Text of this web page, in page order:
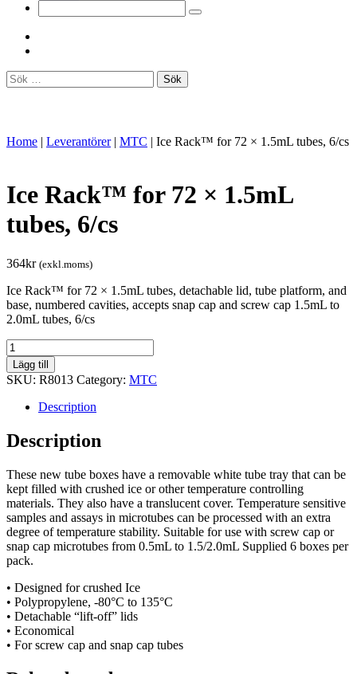
Sök
efter:
Home | Leverantörer | MTC | Ice Rack™ for 72 × 1.5mL tubes, 6/cs
Ice Rack™ for 72 × 1.5mL
tubes, 6/cs
364kr (exkl.moms)
Ice Rack™ for 72 × 1.5mL tubes, detachable lid, tube platform, and
base, numbered cavities, accepts snap cap and screw cap 1.5mL to
2.0mL tubes, 6/cs
Ice
Rack™
for
72
tubes,
6/cs
Lägg till
SKU: R8013 Category: MTC
Description
Description
These new tube boxes have a removable white tube tray that can be
kept filled with crushed ice or other temperature controlling
materials. They also have a translucent cover. Temperature sensitive
samples and assays in microtubes can be processed with an extra
degree of temperature stability. Suitable for use with screw cap or
snap cap microtubes from 0.5mL to 1.5/2.0mL Supplied 6 boxes per
pack.
• Designed for crushed Ice
• Polypropylene, -80°C to 135°C
• Detachable “lift-off” lids
• Economical
• For screw cap and snap cap tubes